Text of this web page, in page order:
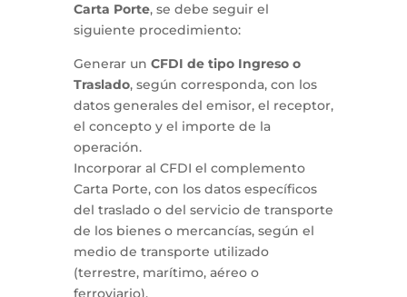
Carta Porte, se debe seguir el
siguiente procedimiento:
Generar un CFDI de tipo Ingreso o
Traslado, según corresponda, con los
datos generales del emisor, el receptor,
el concepto y el importe de la
operación.
Incorporar al CFDI el complemento
Carta Porte, con los datos específicos
del traslado o del servicio de transporte
de los bienes o mercancías, según el
medio de transporte utilizado
(terrestre, marítimo, aéreo o
ferroviario).